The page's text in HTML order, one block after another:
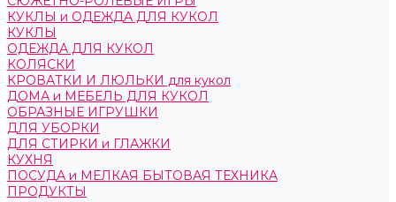
КУКЛЫ и ОДЕЖДА ДЛЯ КУКОЛ
КУКЛЫ
ОДЕЖДА ДЛЯ КУКОЛ
КОЛЯСКИ
КРОВАТКИ И ЛЮЛЬКИ для кукол
ДОМА и МЕБЕЛЬ ДЛЯ КУКОЛ
ОБРАЗНЫЕ ИГРУШКИ
ДЛЯ УБОРКИ
ДЛЯ СТИРКИ и ГЛАЖКИ
КУХНЯ
ПОСУДА и МЕЛКАЯ БЫТОВАЯ ТЕХНИКА
ПРОДУКТЫ